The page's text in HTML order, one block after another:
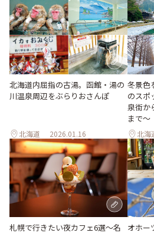
北海道内屈指の古湯。函館・湯の
川温泉周辺をぶらりおさんぽ
北海道 2026.01.16
冬景色
のスポ
泉街か
まで〜
北海
札幌で行きたい夜カフェ6選～名
オホー